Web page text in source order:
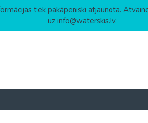
tiek pakāpeniski atjaunota.
uz info@waterskis.lv.